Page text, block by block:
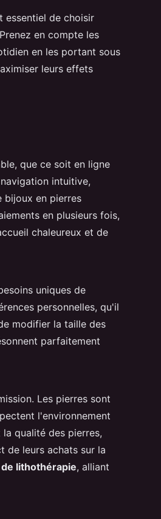
essentiel de choisir
en compte les
en les portant sous
leurs effets
que ce soit en ligne
intuitive,
bijoux en pierres
en plusieurs fois,
chaleureux et de
uniques de
personnelles, qu'il
modifier la taille des
parfaitement
Les pierres sont
l'environnement
qualité des pierres,
de leurs achats sur la
lithothérapie, alliant